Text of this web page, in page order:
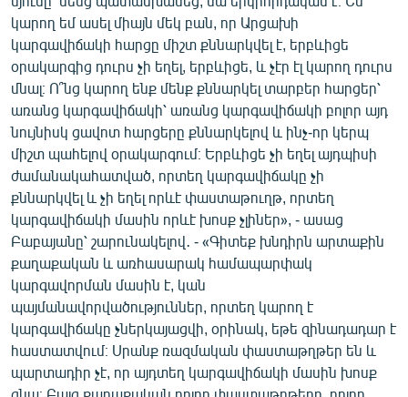
կարող եմ ասել միայն մեկ բան, որ Արցախի
կարգավիճակի հարցը միշտ քննարկվել է, երբևիցե
օրակարգից դուրս չի եղել, երբևիցե, և չէր էլ կարող դուրս
մնալ։ Ո՞նց կարող ենք մենք քննարկել տարբեր հարցեր՝
առանց կարգավիճակի՝ առանց կարգավիճակի բոլոր այդ
նույնիսկ ցավոտ հարցերը քննարկելով և ինչ-որ կերպ
միշտ պահելով օրակարգում։ Երբևիցե չի եղել այդպիսի
ժամանակահատված, որտեղ կարգավիճակը չի
քննարկվել և չի եղել որևէ փաստաթուղթ, որտեղ
կարգավիճակի մասին որևէ խոսք չլիներ», - ասաց
Բաբայանը՝ շարունակելով․ - «Գիտեք խնդիրն արտաքին
քաղաքական և առհասարակ համապարփակ
կարգավորման մասին է, կան
պայմանավորվածություններ, որտեղ կարող է
կարգավիճակը չներկայացվի, օրինակ, եթե զինադադար է
հաստատվում։ Սրանք ռազմական փաստաթղթեր են և
պարտադիր չէ, որ այդտեղ կարգավիճակի մասին խոսք
գնա։ Բայց քաղաքական բոլոր փաստաթղթերը, բոլոր